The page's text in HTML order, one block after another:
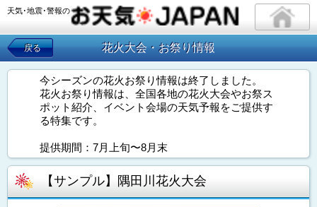
天気･地震･警報の
戻る 花火大会・お祭り情報
今シーズンの花火お祭り情報は終了しました。
花火お祭り情報は、全国各地の花火大会やお祭ス
ポット紹介、イベント会場の天気予報をご提供す
る特集です。
提供期間：7月上旬〜8月末
【サンプル】隅田川花火大会